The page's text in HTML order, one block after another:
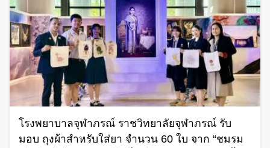
โรงพยาบาลจุฬาภรณ์ ราชวิทยาลัยจุฬาภรณ์ รับ
มอบ ถุงผ้าสำหรับใส่ยา จำนวน 60 ใบ จาก “ชมรม